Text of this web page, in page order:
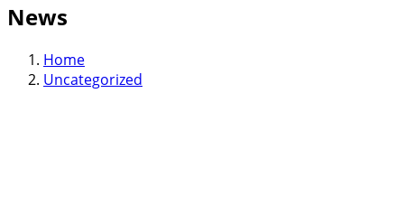
News
Home
Uncategorized